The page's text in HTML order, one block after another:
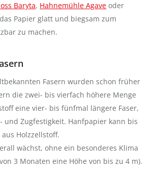
Baryta, Hahnemühle Agave oder
Papier glatt und biegsam zum
zu machen.
Fasern wurden schon früher
die zwei- bis vierfach höhere Menge
eine vier- bis fünfmal längere Faser,
Zugfestigkeit. Hanfpapier kann bis
Holzzellstoff.
wächst, ohne ein besonderes Klima
3 Monaten eine Höhe von bis zu 4 m).